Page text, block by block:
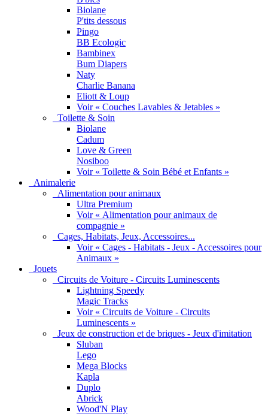
Biolane
P'tits dessous
Pingo
BB Ecologic
Bambinex
Bum Diapers
Naty
Charlie Banana
Eliott & Loup
Voir « Couches Lavables & Jetables »
Toilette & Soin
Biolane
Cadum
Love & Green
Nosiboo
Voir « Toilette & Soin Bébé et Enfants »
Animalerie
Alimentation pour animaux
Ultra Premium
Voir « Alimentation pour animaux de
compagnie »
Cages, Habitats, Jeux, Accessoires...
Voir « Cages - Habitats - Jeux - Accessoires pour
Animaux »
Jouets
Circuits de Voiture - Circuits Luminescents
Lightning Speedy
Magic Tracks
Voir « Circuits de Voiture - Circuits
Luminescents »
Jeux de construction et de briques - Jeux d'imitation
Sluban
Lego
Mega Blocks
Kapla
Duplo
Abrick
Wood'N Play